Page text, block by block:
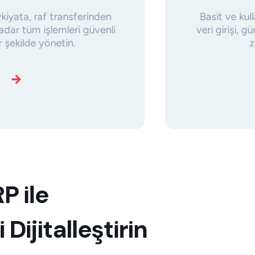
raf transferinden
tüm işlemleri güvenli
şekilde yönetin.
Basit ve
veri girişi,
ile
Dijitalleştirin